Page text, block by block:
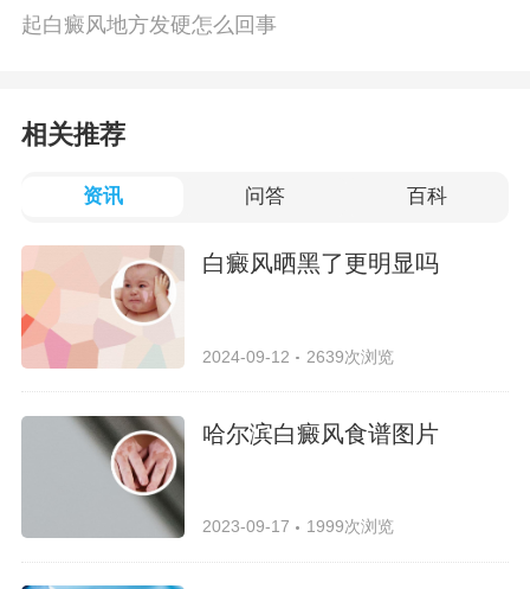
起白癜风地方发硬怎么回事
相关推荐
资讯 问答 百科
白癜风晒黑了更明显吗
2024-09-12 2639次浏览
哈尔滨白癜风食谱图片
2023-09-17 1999次浏览